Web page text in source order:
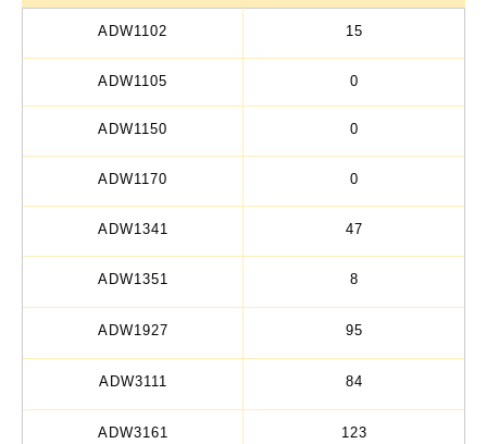
ADW1102 15
ADW1105 0
ADW1150 0
ADW1170 0
ADW1341 47
ADW1351 8
ADW1927 95
ADW3111 84
ADW3161 123